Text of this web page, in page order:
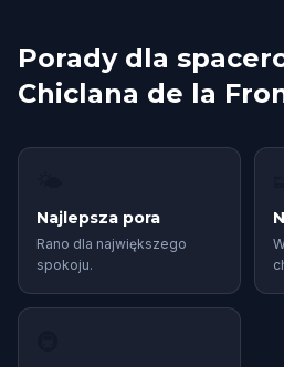
Porady dla
Chiclana de la
Najlepsza pora
Rano dla największego
spokoju.